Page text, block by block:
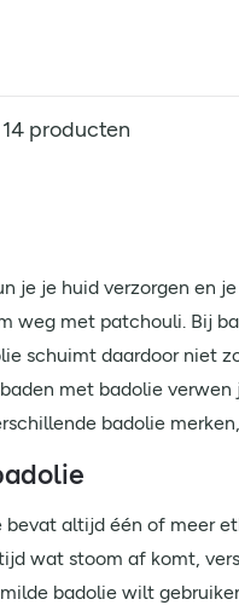
14 producten
je je huid verzorgen en
weg met patchouli. Bij
schuimt daardoor niet
met badolie
badolie
altijd één of meer
wat stoom af komt,
badolie wilt